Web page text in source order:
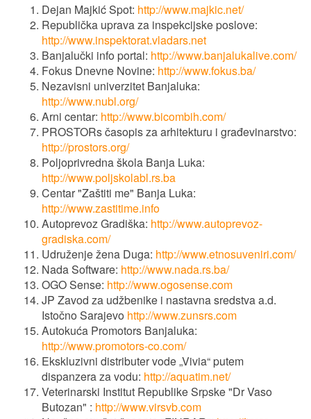
Dejan Majkić Spot: http://www.majkic.net/
Republička uprava za inspekcijske poslove:
http://www.inspektorat.vladars.net
Banjalučki info portal: http://www.banjalukalive.com/
Fokus Dnevne Novine: http://www.fokus.ba/
Nezavisni univerzitet Banjaluka:
http://www.nubl.org/
Arni centar: http://www.bicombih.com/
PROSTORs časopis za arhitekturu i građevinarstvo:
http://prostors.org/
Poljoprivredna škola Banja Luka:
http://www.poljskolabl.rs.ba
Centar "Zaštiti me" Banja Luka:
http://www.zastitime.info
Autoprevoz Gradiška: http://www.autoprevoz-
gradiska.com/
Udruženje žena Duga: http://www.etnosuveniri.com/
Nada Software: http://www.nada.rs.ba/
OGO Sense: http://www.ogosense.com
JP Zavod za udžbenike i nastavna sredstva a.d.
Istočno Sarajevo http://www.zunsrs.com
Autokuća Promotors Banjaluka:
http://www.promotors-co.com/
Ekskluzivni distributer vode „Vivia“ putem
dispanzera za vodu: http://aquatim.net/
Veterinarski Institut Republike Srpske "Dr Vaso
Butozan" : http://www.virsvb.com